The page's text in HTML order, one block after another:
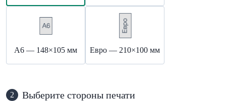
А6 — 148×105 мм Евро — 210×100 мм
2 Выберите стороны печати